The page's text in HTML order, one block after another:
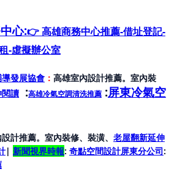
心:👉 高雄商務中心推薦-借址登記-
-虛擬辦公室
發展協會 ： 高雄室內設計推薦。室內裝
讀 :高雄冷氣空調清洗推薦 :屏東冷氣空
計推薦。室內裝修、裝潢、 老屋翻新延伸
| 新聞視界時報: 奇點空間設計屏東分公司: